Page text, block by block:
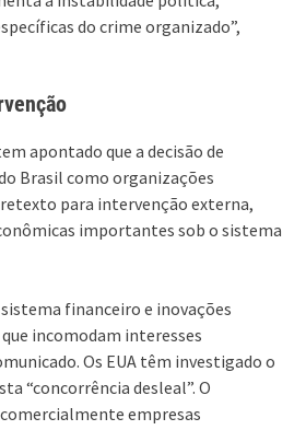
do crime organizado”,
apontado que a decisão de
Brasil como organizações
para intervenção externa,
importantes sob o sistema
financeiro e inovações
incomodam interesses
Os EUA têm investigado o
“concorrência desleal”. O
empresas